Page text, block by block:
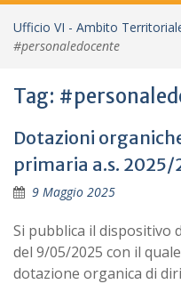
Ufficio VI - Ambito
#personaledocente
Tag:
Dotazioni
primaria a.s. 2025/
9 Maggio 2025
Si pubblica il dispositivo
del 9/05/2025 con il
dotazione organica di